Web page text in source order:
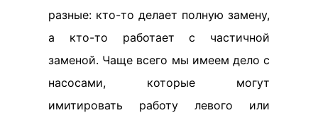
разные: кто-то делает полную замену,
а кто-то работает с частичной
заменой. Чаще всего мы имеем дело с
насосами, которые могут
имитировать работу левого или